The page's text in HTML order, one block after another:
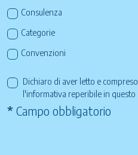
Consulenza
Categorie
Convenzioni
Dichiaro di aver letto e compreso
l'informativa reperibile in questo
* Campo obbligatorio